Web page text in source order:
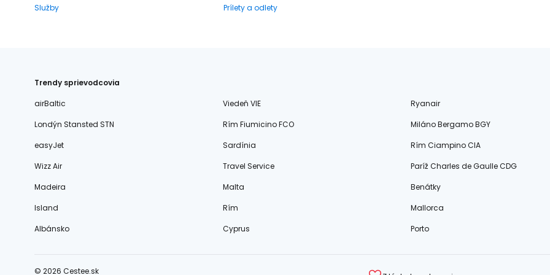
Služby
Prílety a odlety
Trendy sprievodcovia
airBaltic
Viedeň VIE
Ryanair
Londýn Stansted STN
Rím Fiumicino FCO
Miláno Bergamo BGY
easyJet
Sardínia
Rím Ciampino CIA
Wizz Air
Travel Service
Paríž Charles de Gaulle CDG
Madeira
Malta
Benátky
Island
Rím
Mallorca
Albánsko
Cyprus Porto
© 2026 Cestee.sk